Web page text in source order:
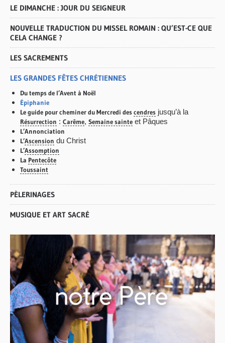
LE DIMANCHE : JOUR DU SEIGNEUR
NOUVELLE TRADUCTION DU MISSEL ROMAIN : QU’EST-CE QUE
CELA CHANGE ?
LES SACREMENTS
LES GRANDES FÊTES CHRÉTIENNES
Du temps de l’Avent à Noël
Épiphanie
Le guide pour cheminer du Mercredi descendres jusqu’à la
Résurrection : Carême, Semaine sainte et Pâques
L’Annonciation
L’Ascension du Christ
L’Assomption
La Pentecôte
Toussaint
PÈLERINAGES
MUSIQUE ET ART SACRÉ